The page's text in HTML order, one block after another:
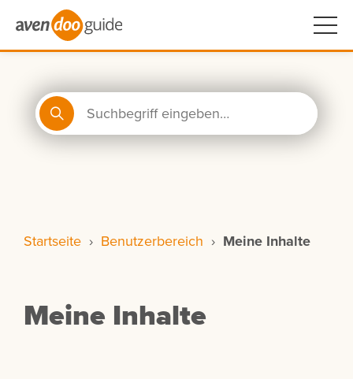
Startseite › Benutzerbereich › Meine Inhalte
Meine Inhalte